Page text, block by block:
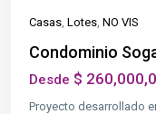
Casas, Lotes, NO VIS
Condominio
Desde $
Proyecto desarrollado